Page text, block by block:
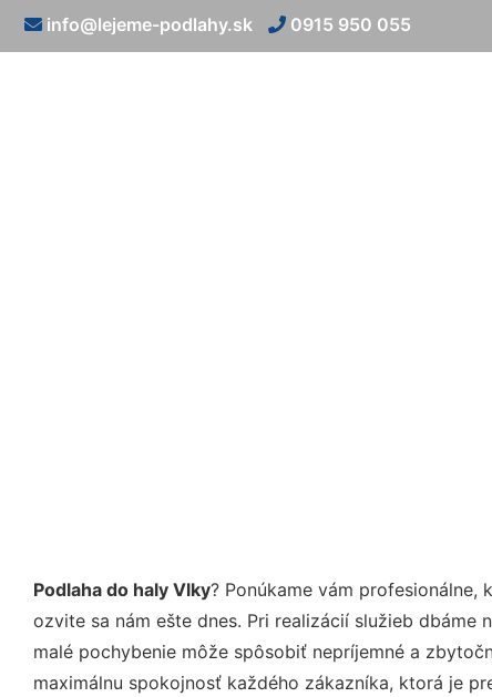
info@lejeme-podlahy.sk 0915 950 055
Podlaha do haly Vlky? Ponúkame vám profesionálne,
ozvite sa nám ešte dnes. Pri realizácií služieb
malé pochybenie môže spôsobiť nepríjemné a
maximálnu spokojnosť každého zákazníka, ktorá je